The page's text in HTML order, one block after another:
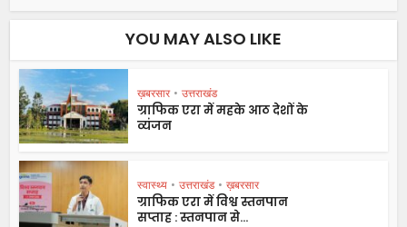
YOU MAY ALSO LIKE
ख़बरसार • उत्तराखंड
ग्राफिक एरा में महके आठ देशों के
व्यंजन
स्वास्थ्य • उत्तराखंड • ख़बरसार
ग्राफिक एरा में विश्व स्तनपान
सप्ताह : स्तनपान से...